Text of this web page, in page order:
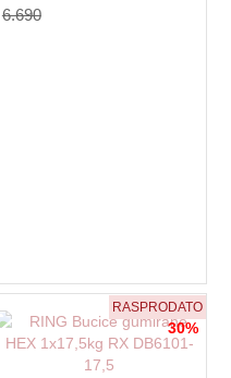
6.690
RASPRODATO
30%